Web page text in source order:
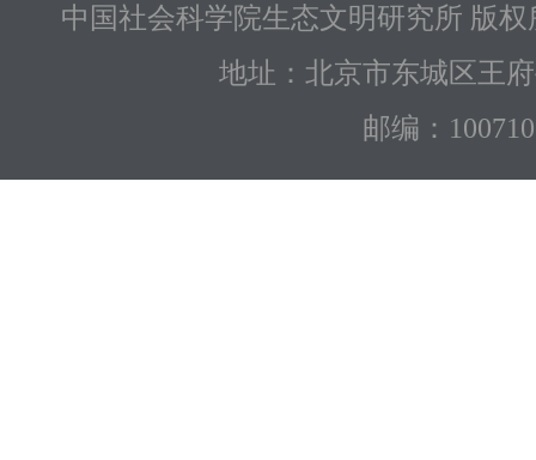
中国社会科学院生态文明研究所 版权
地址：北京市东城区王
邮编：100710